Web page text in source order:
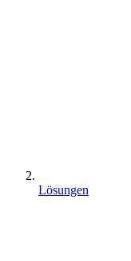
Lösungen